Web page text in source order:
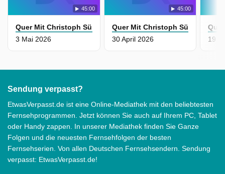
45:00
Quer Mit Christoph Süß
3 Mai 2026
45:00
Quer Mit Christoph Süß
30 April 2026
19
Sendung verpasst?
EtwasVerpasst.de ist eine Online-Mediathek mit den beliebtesten
Fernsehprogrammen. Jetzt können Sie auch auf Ihrem PC, Tablet
oder Handy zappen. In unserer Mediathek finden Sie Ganze
Folgen und die neuesten Fernsehfolgen der besten
Fernsehserien. Von allen Deutschen Fernsehsendern. Sendung
verpasst: EtwasVerpasst.de!